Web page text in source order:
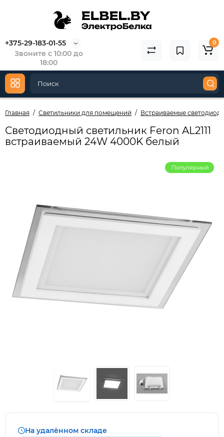
+375-29-183-01-55
Звоните с 10:00 до
18:00
0
Главная Светильники для помещений Встраиваемые
Светодиодный светильник Feron AL2111
встраиваемый 24W 4000K белый
Популярный
На удалённом складе